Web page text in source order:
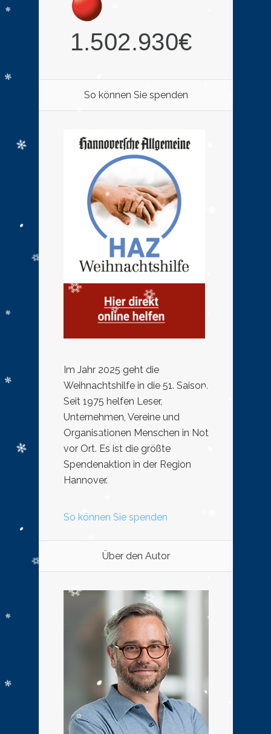
So können Sie spenden
Im Jahr 2025 geht die
Weihnachtshilfe in die 51. Saison.
Seit 1975 helfen Leser,
Unternehmen, Vereine und
Organisationen Menschen in Not
vor Ort. Es ist die größte
Spendenaktion in der Region
Hannover.
So können Sie spenden
Über den Autor